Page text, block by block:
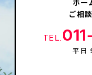
ご相
TEL.
平日